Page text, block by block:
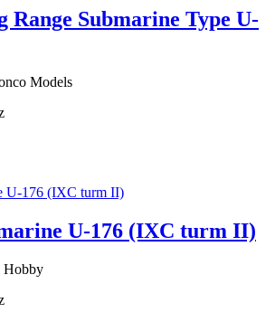
Range Submarine Type U-
Models
U-176 (IXC turm II)
Hobby